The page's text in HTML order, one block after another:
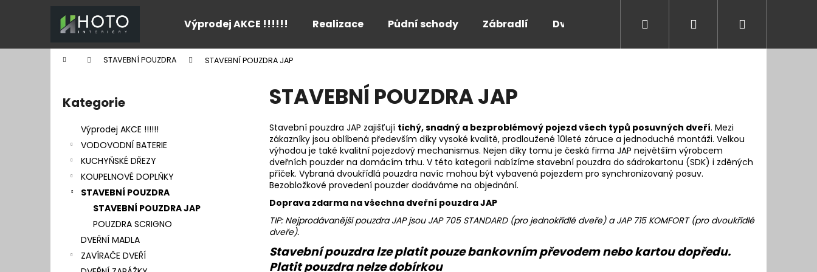
Výprodej AKCE !!!!!! Realizace Půdní schody Zábradlí Dveře a zárubně Kontakt Blog
Přihlášení
Domů STAVEBNÍ POUZDRA STAVEBNÍ POUZDRA JAP
Přeskočit
kategorie
Kategorie
Výprodej AKCE !!!!!!
VODOVODNÍ BATERIE
KUCHYŇSKÉ DŘEZY
KOUPELNOVÉ DOPLŇKY
STAVEBNÍ POUZDRA
STAVEBNÍ POUZDRA JAP
POUZDRA SCRIGNO
DVEŘNÍ MADLA
ZAVÍRAČE DVEŘÍ
STAVEBNÍ POUZDRA JAP
Stavební pouzdra JAP zajišťují tichý, snadný a bezproblémový pojezd všech typů posuvných dveří. Mezi
zákazníky jsou oblíbená především díky vysoké kvalitě, prodloužené 10leté záruce a jednoduché montáži. Velkou
výhodou je také kvalitní pojezdový mechanismus. Nejen díky tomu je česká firma JAP největším výrobcem
dveřních pouzder na domácím trhu. V této kategorii nabízíme stavební pouzdra do sádrokartonu (SDK) i zděných
příček. Vybraná dvoukřídlá pouzdra navíc mohou být vybavená pojezdem pro synchronizovaný posuv.
Bezobložkové provedení pouzder dodáváme na objednání.
Doprava zdarma na všechna dveřní pouzdra JAP
TIP: Nejprodávanější pouzdra JAP jsou JAP 705 STANDARD (pro jednokřídlé dveře) a JAP 715 KOMFORT (pro dvoukřídlé
dveře).
Stavební pouzdra lze platit pouze bankovním převodem nebo kartou dopředu.
Platit pouzdra nelze dobírkou
í
Zpět
do
Zpět
do
Co potřebujete najít?
Doporučujeme